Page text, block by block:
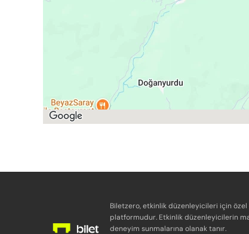
Biletzero, etkinlik düzenleyicileri için
platformudur. Etkinlik düzenleyicilerin
deneyim sunmalarına olanak tanır.